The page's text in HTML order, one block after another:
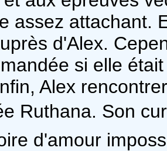
assez attachant.
d'Alex.
si elle
Alex
Ruthana. Son
d'amour